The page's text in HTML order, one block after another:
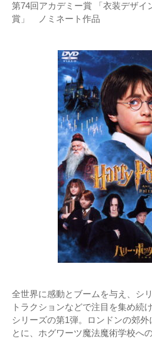
第74回アカデミー賞 「衣装デザイ
賞」 ノミネート作品
全世界に感動とブームを与え、シ
トラクションなどで注目を集め続
シリーズの第1弾。ロンドンの郊
とに、ホグワーツ魔法魔術学校へ